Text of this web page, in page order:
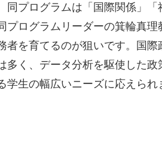
プログラムは「国際関係」「
プログラムリーダーの箕輪真
者を育てるのが狙いです。国
多く、データ分析を駆使した
学生の幅広いニーズに応えられ